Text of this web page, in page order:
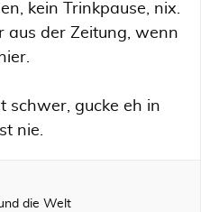
kein Trinkpause, nix.
aus der Zeitung, wenn
schwer, gucke eh in
nie.
die Welt